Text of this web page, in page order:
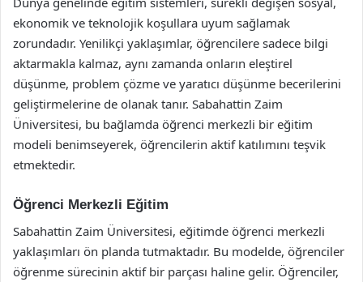
ekonomik ve teknolojik koşullara uyum sağlamak
zorundadır. Yenilikçi yaklaşımlar, öğrencilere sadece bilgi
aktarmakla kalmaz, aynı zamanda onların eleştirel
düşünme, problem çözme ve yaratıcı düşünme becerilerini
geliştirmelerine de olanak tanır. Sabahattin Zaim
Üniversitesi, bu bağlamda öğrenci merkezli bir eğitim
modeli benimseyerek, öğrencilerin aktif katılımını teşvik
etmektedir.
Öğrenci Merkezli Eğitim
Sabahattin Zaim Üniversitesi, eğitimde öğrenci merkezli
yaklaşımları ön planda tutmaktadır. Bu modelde, öğrenciler
öğrenme sürecinin aktif bir parçası haline gelir. Öğrenciler,